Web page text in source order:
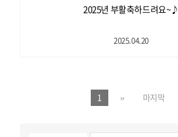
2025년 부활축하드려요~♪
2025.04.20
1 » 마지막